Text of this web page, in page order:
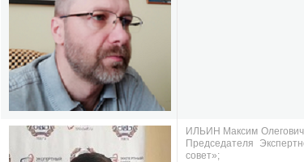
ИЛЬИН Максим
Председателя
совет»;